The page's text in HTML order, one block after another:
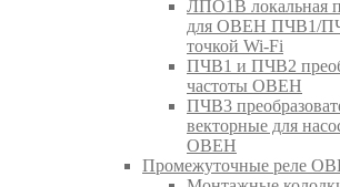
ЛПО1В локальная
для ОВЕН ПЧВ1/
точкой Wi-Fi
ПЧВ1 и ПЧВ2
частоты ОВЕН
ПЧВ3
векторные для
ОВЕН
Промежуточные реле